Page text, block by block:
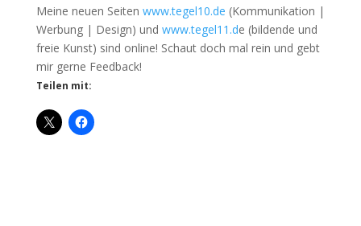
Meine neuen Seiten www.tegel10.de (Kommunikation |
Werbung | Design) und www.tegel11.de (bildende und
freie Kunst) sind online! Schaut doch mal rein und gebt
mir gerne Feedback!
Teilen mit: